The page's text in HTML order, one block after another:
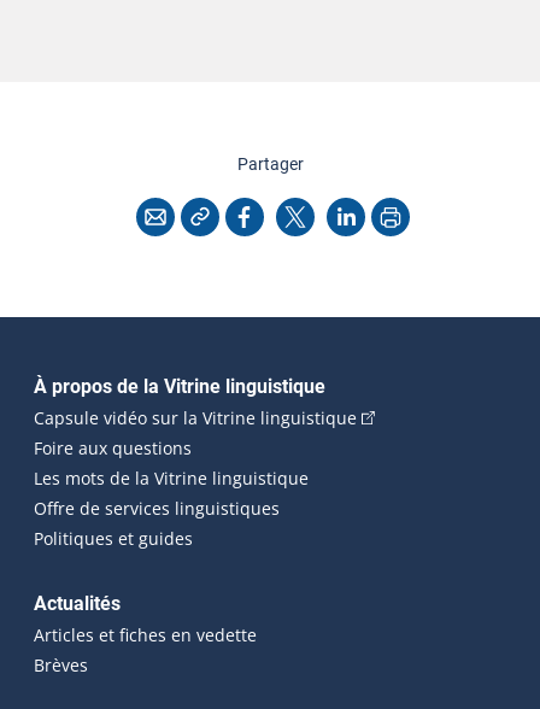
Partagercette page
CourrielCopier l'adresse
Facebook
X LinkedInImprimer
Navigation principale
À propos de la Vitrine linguistique
Capsule vidéo sur la Vitrine linguistique(Cet hyperlien
Foire aux questions
Les mots de la Vitrine linguistique
Offre de services linguistiques
Politiques et guides
Actualités
Articles et fiches en vedette
Brèves